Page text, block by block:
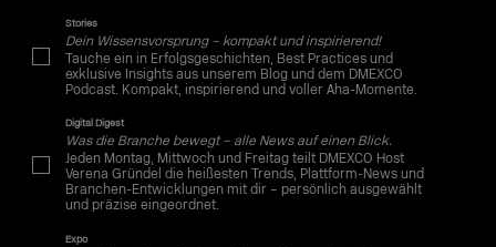
Stories
Dein Wissensvorsprung – kompakt und inspirierend!
Tauche ein in Erfolgsgeschichten, Best Practices und
exklusive Insights aus unserem Blog und dem DMEXCO
Podcast. Kompakt, inspirierend und voller Aha-Momente.
Digital Digest
Was die Branche bewegt – alle News auf einen Blick.
Jeden Montag, Mittwoch und Freitag teilt DMEXCO Host
Verena Gründel die heißesten Trends, Plattform-News und
Branchen-Entwicklungen mit dir – persönlich ausgewählt
und präzise eingeordnet.
Expo